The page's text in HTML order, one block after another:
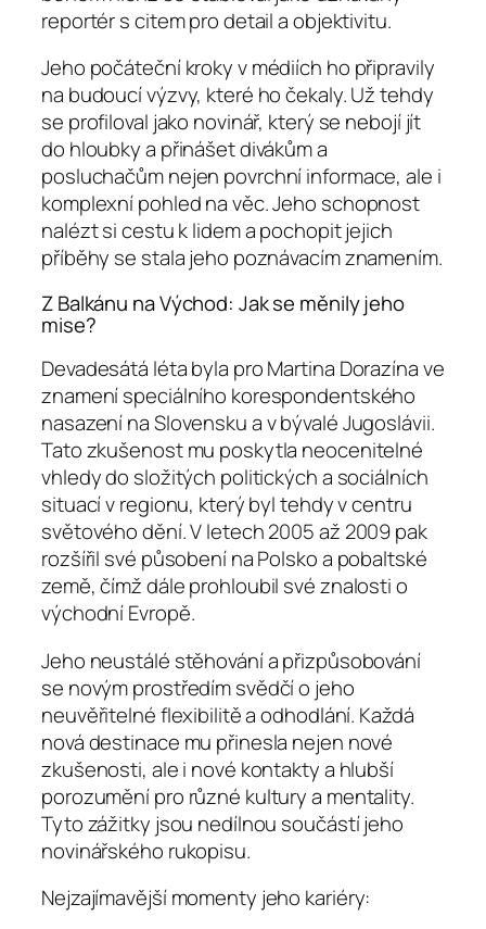
reportér s citem pro detail a objektivitu.
Jeho počáteční kroky v médiích ho připravily
na budoucí výzvy, které ho čekaly. Už tehdy
se profiloval jako novinář, který se nebojí jít
do hloubky a přinášet divákům a
posluchačům nejen povrchní informace, ale i
komplexní pohled na věc. Jeho schopnost
nalézt si cestu k lidem a pochopit jejich
příběhy se stala jeho poznávacím znamením.
Z Balkánu na Východ: Jak se měnily jeho
mise?
Devadesátá léta byla pro Martina Dorazína ve
znamení speciálního korespondentského
nasazení na Slovensku a v bývalé Jugoslávii.
Tato zkušenost mu poskytla neocenitelné
vhledy do složitých politických a sociálních
situací v regionu, který byl tehdy v centru
světového dění. V letech 2005 až 2009 pak
rozšířil své působení na Polsko a pobaltské
země, čímž dále prohloubil své znalosti o
východní Evropě.
Jeho neustálé stěhování a přizpůsobování
se novým prostředím svědčí o jeho
neuvěřitelné flexibilitě a odhodlání. Každá
nová destinace mu přinesla nejen nové
zkušenosti, ale i nové kontakty a hlubší
porozumění pro různé kultury a mentality.
Tyto zážitky jsou nedílnou součástí jeho
novinářského rukopisu.
Nejzajímavější momenty jeho kariéry: